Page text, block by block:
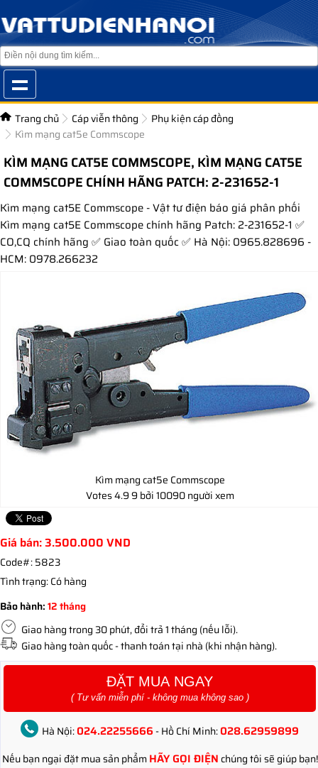
Trang chủ Cáp viễn thông
Phụ kiện cáp đồng
Kìm mạng cat5e Commscope
KÌM MẠNG CAT5E COMMSCOPE, KÌM MẠNG CAT5E
COMMSCOPE CHÍNH HÃNG PATCH: 2-231652-1
Kìm mạng cat5E Commscope - Vật tư điện báo giá phân phối
Kìm mạng cat5E Commscope chính hãng Patch: 2-231652-1 ✅
CO,CQ chính hãng ✅ Giao toàn quốc ✅ Hà Nội: 0965.828696 -
HCM: 0978.266232
Kìm mạng cat5e Commscope
Votes4.99bởi 10090 người xem
Giá bán:3.500.000 VND
Code#:5823
Tình trạng:Có hàng
Bảo hành:12 tháng
Giao hàng trong 30 phút, đổi trả 1 tháng (nếu lỗi).
Giao hàng toàn quốc - thanh toán tại nhà (khi nhận hàng).
ĐẶT MUA NGAY
( Tư vấn miễn phí - không mua không sao )
Hà Nội:024.22255666 - Hồ Chí Minh:028.62959899
Nếu bạn ngại đặt mua sản phẩmHÃY GỌI ĐIỆN chúng tôi sẽ giúp bạn!